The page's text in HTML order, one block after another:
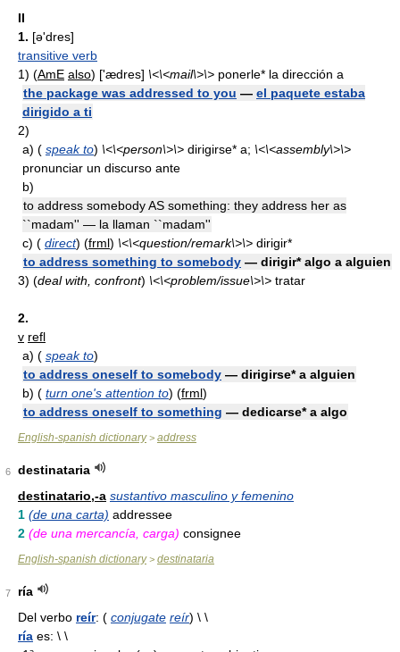
II
1. [ə'dres]
transitive verb
1) (AmE also) ['ædres] \<\<mail\>\> ponerle* la dirección a
the package was addressed to you — el paquete estaba
dirigido a ti
2)
a) ( speak to) \<\<person\>\> dirigirse* a; \<\<assembly\>\>
pronunciar un discurso ante
b)
to address somebody AS something: they address her as
``madam'' — la llaman ``madam''
c) ( direct) (frml) \<\<question/remark\>\> dirigir*
to address something to somebody — dirigir* algo a alguien
3) (deal with, confront) \<\<problem/issue\>\> tratar
2.
v refl
a) ( speak to)
to address oneself to somebody — dirigirse* a alguien
b) ( turn one's attention to) (frml)
to address oneself to something — dedicarse* a algo
English-spanish dictionary> address
6
destinataria
destinatario,-a sustantivo masculino y femenino
1 (de una carta) addressee
2 (de una mercancía, carga) consignee
English-spanish dictionary> destinataria
7
ría
Del verbo reír: ( conjugate reír) \ \
ría es: \ \